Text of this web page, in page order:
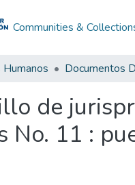
Communities &
de
No. 11 :